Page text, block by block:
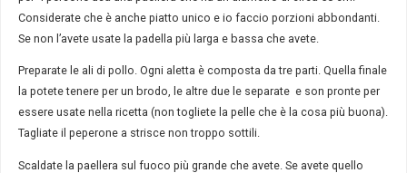
Considerate che è anche piatto unico e io faccio porzioni abbondanti.
Se non l’avete usate la padella più larga e bassa che avete.
Preparate le ali di pollo. Ogni aletta è composta da tre parti. Quella finale
la potete tenere per un brodo, le altre due le separate e son pronte per
essere usate nella ricetta (non togliete la pelle che è la cosa più buona).
Tagliate il peperone a strisce non troppo sottili.
Scaldate la paellera sul fuoco più grande che avete. Se avete quello